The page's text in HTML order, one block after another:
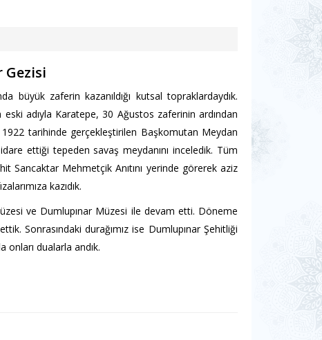
Gezisi
büyük zaferin kazanıldığı kutsal topraklardaydık.
adıyla Karatepe, 30 Ağustos zaferinin ardından
tarihinde gerçekleştirilen Başkomutan Meydan
ettiği tepeden savaş meydanını inceledik. Tüm
Sancaktar Mehmetçik Anıtını yerinde görerek aziz
kazıdık.
ve Dumlupınar Müzesi ile devam etti. Döneme
Sonrasındaki durağımız ise Dumlupınar Şehitliği
onları dualarla andık.